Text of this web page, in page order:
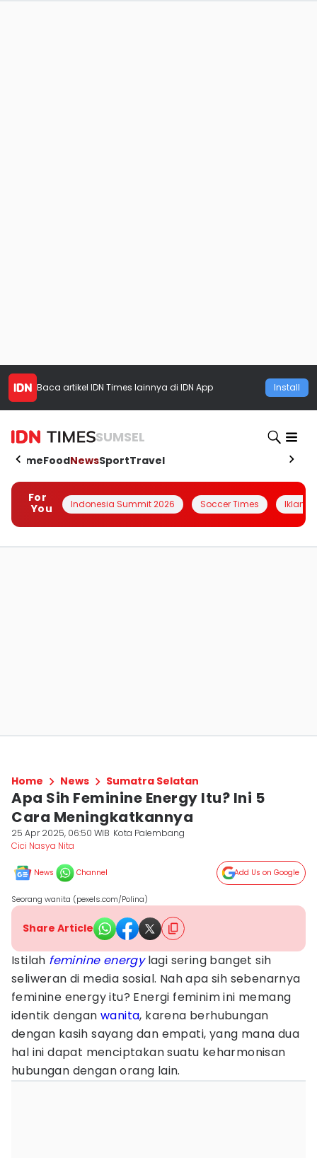
Baca artikel IDN Times lainnya di IDN App Install
SUMSEL
HomeFoodNewsSportTravel
For
You
Indonesia Summit 2026 Soccer Times Iklanin
Home News Sumatra Selatan
Apa Sih Feminine Energy Itu? Ini 5
Cara Meningkatkannya
25 Apr 2025, 06:50 WIB Kota Palembang
Cici Nasya Nita
News Channel Add Us on Google
Seorang wanita (pexels.com/Polina)
Share Article
Istilah feminine energylagi sering banget sih
seliweran di media sosial. Nah apa sih sebenarnya
feminine energy itu? Energi feminim ini memang
identik denganwanita, karena berhubungan
dengan kasih sayang dan empati, yang mana dua
hal ini dapat menciptakan suatu keharmonisan
hubungan dengan orang lain.